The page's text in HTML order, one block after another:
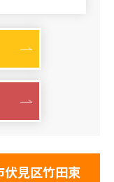
伏見区竹田東